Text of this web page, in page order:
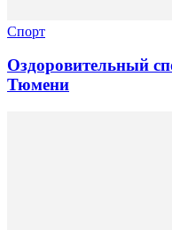
Спорт
Оздоровительный
Тюмени